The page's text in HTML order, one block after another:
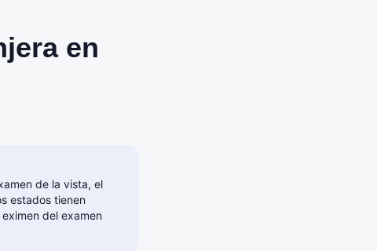
en
de la vista, el
estados tienen
del examen